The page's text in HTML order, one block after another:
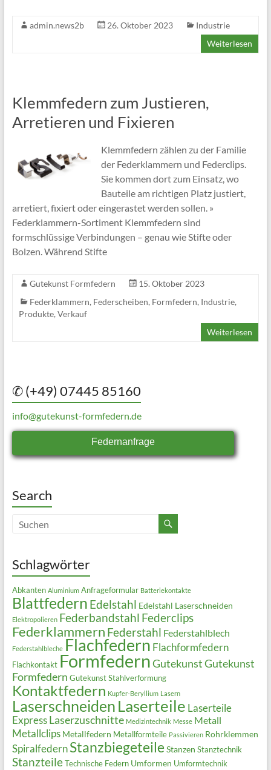
admin.news2b 26. Oktober 2023
Industrie
Weiterlesen
Klemmfedern zum Justieren,
Arretieren und Fixieren
Klemmfedern zählen zu der Familie
der Federklammern und Federclips.
Sie kommen dort zum Einsatz, wo
Bauteile am richtigen Platz justiert,
arretiert, fixiert oder eingerastet werden sollen. »
Federklammern-Sortiment Klemmfedern sind
formschlüssige Verbindungen – genau wie Stifte oder
Bolzen. Während Stifte
Gutekunst Formfedern
15. Oktober 2023
Federklammern, Federscheiben, Formfedern, Industrie,
Produkte, Verkauf
Weiterlesen
✆ (+49) 07445 85160
info@gutekunst-formfedern.de
Federnanfrage
Search
Schlagwörter
Abkanten Aluminium Anfrageformular Batteriekontakte
Blattfedern Edelstahl Edelstahl Laserschneiden
Elektropolieren Federbandstahl Federclips
Federklammern Federstahl Federstahlblech
Federstahlbleche Flachfedern Flachformfedern
Flachkontakt FormfedernGutekunstGutekunst
Formfedern Gutekunst Stahlverformung
Kontaktfedern Kupfer-Beryllium Lasern
Laserschneiden Laserteile Laserteile
Express Laserzuschnitte Medizintechnik Messe Metall
Metallclips Metallfedern Metallformteile Passivieren Rohrklemmen
Spiralfedern Stanzbiegeteile Stanzen Stanztechnik
Stanzteile Technische Federn Umformen Umformtechnik